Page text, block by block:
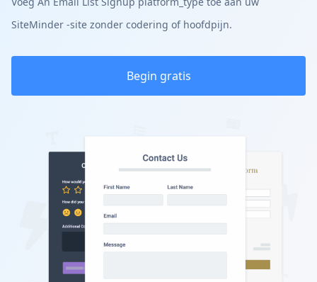
SiteMinder -site zonder codering of hoofdpijn.
Begin gratis